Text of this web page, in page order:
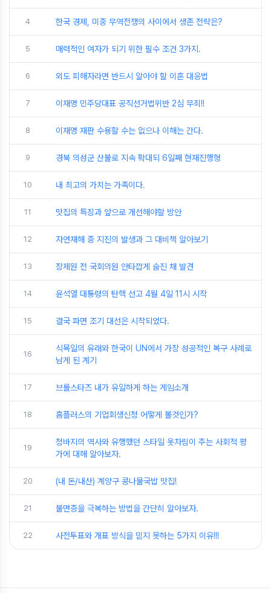
4 한국 경제, 미중 무역전쟁의 사이에서 생존 전략은?
5 매력적인 여자가 되기 위한 필수 조건 3가지.
6 외도 피해자라면 반드시 알아야 할 이혼 대응법
7 이재명 민주당대표 공직선거법위반 2심 무죄!!
8 이재명 재판 수용할 수는 없으나 이해는 간다.
9 경북 의성군 산불로 지속 확대되 6일째 현재진행형
10 내 최고의 가치는 가족이다.
11 맛집의 특징과 앞으로 개선해야할 방안
12 자연재해 중 지진의 발생과 그 대비책 알아보기
13 장제원 전 국회의원 안타깝게 숨진 채 발견
14 윤석열 대통령의 탄핵 선고 4월 4일 11시 시작
15 결국 파면 조기 대선은 시작되었다.
16
식목일의 유래와 한국이 UN에서 가장 성공적인 복구 사례로
남게 된 계기
17 브롤스타즈 내가 유일하게 하는 게임소개
18 홈플러스의 기업회생신청 어떻게 볼것인가?
19
청바지의 역사와 유행했던 스타일 옷차림이 주는 사회적 평
가에 대해 알아보자.
20 (내 돈/내산) 계양구 콩나물국밥 맛집!
21 불면증을 극복하는 방법을 간단히 알아보자.
22 사전투표와 개표 방식을 믿지 못하는 5가지 이유!!!